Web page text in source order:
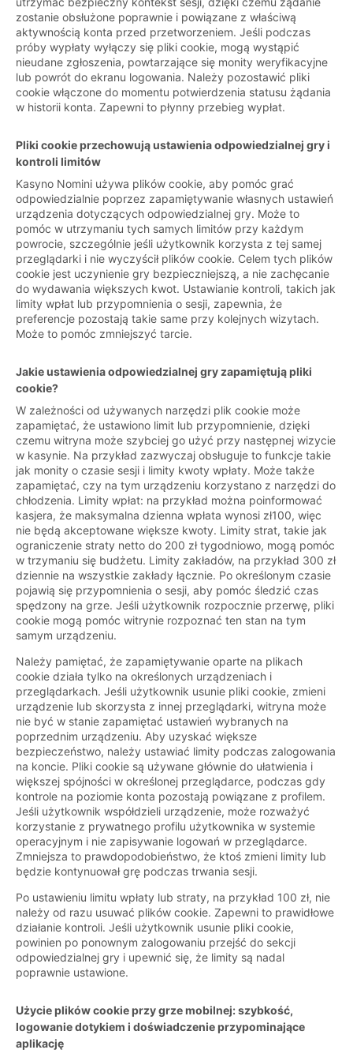
zostanie obsłużone poprawnie i powiązane z właściwą
aktywnością konta przed przetworzeniem. Jeśli podczas
próby wypłaty wyłączy się pliki cookie, mogą wystąpić
nieudane zgłoszenia, powtarzające się monity weryfikacyjne
lub powrót do ekranu logowania. Należy pozostawić pliki
cookie włączone do momentu potwierdzenia statusu żądania
w historii konta. Zapewni to płynny przebieg wypłat.
Pliki cookie przechowują ustawienia odpowiedzialnej gry i
kontroli limitów
Kasyno Nomini używa plików cookie, aby pomóc grać
odpowiedzialnie poprzez zapamiętywanie własnych ustawień
urządzenia dotyczących odpowiedzialnej gry. Może to
pomóc w utrzymaniu tych samych limitów przy każdym
powrocie, szczególnie jeśli użytkownik korzysta z tej samej
przeglądarki i nie wyczyścił plików cookie. Celem tych plików
cookie jest uczynienie gry bezpieczniejszą, a nie zachęcanie
do wydawania większych kwot. Ustawianie kontroli, takich jak
limity wpłat lub przypomnienia o sesji, zapewnia, że
preferencje pozostają takie same przy kolejnych wizytach.
Może to pomóc zmniejszyć tarcie.
Jakie ustawienia odpowiedzialnej gry zapamiętują pliki
cookie?
W zależności od używanych narzędzi plik cookie może
zapamiętać, że ustawiono limit lub przypomnienie, dzięki
czemu witryna może szybciej go użyć przy następnej wizycie
w kasynie. Na przykład zazwyczaj obsługuje to funkcje takie
jak monity o czasie sesji i limity kwoty wpłaty. Może także
zapamiętać, czy na tym urządzeniu korzystano z narzędzi do
chłodzenia. Limity wpłat: na przykład można poinformować
kasjera, że maksymalna dzienna wpłata wynosi zł100, więc
nie będą akceptowane większe kwoty. Limity strat, takie jak
ograniczenie straty netto do 200 zł tygodniowo, mogą pomóc
w trzymaniu się budżetu. Limity zakładów, na przykład 300 zł
dziennie na wszystkie zakłady łącznie. Po określonym czasie
pojawią się przypomnienia o sesji, aby pomóc śledzić czas
spędzony na grze. Jeśli użytkownik rozpocznie przerwę, pliki
cookie mogą pomóc witrynie rozpoznać ten stan na tym
samym urządzeniu.
Należy pamiętać, że zapamiętywanie oparte na plikach
cookie działa tylko na określonych urządzeniach i
przeglądarkach. Jeśli użytkownik usunie pliki cookie, zmieni
urządzenie lub skorzysta z innej przeglądarki, witryna może
nie być w stanie zapamiętać ustawień wybranych na
poprzednim urządzeniu. Aby uzyskać większe
bezpieczeństwo, należy ustawiać limity podczas zalogowania
na koncie. Pliki cookie są używane głównie do ułatwienia i
większej spójności w określonej przeglądarce, podczas gdy
kontrole na poziomie konta pozostają powiązane z profilem.
Jeśli użytkownik współdzieli urządzenie, może rozważyć
korzystanie z prywatnego profilu użytkownika w systemie
operacyjnym i nie zapisywanie logowań w przeglądarce.
Zmniejsza to prawdopodobieństwo, że ktoś zmieni limity lub
będzie kontynuował grę podczas trwania sesji.
Po ustawieniu limitu wpłaty lub straty, na przykład 100 zł, nie
należy od razu usuwać plików cookie. Zapewni to prawidłowe
działanie kontroli. Jeśli użytkownik usunie pliki cookie,
powinien po ponownym zalogowaniu przejść do sekcji
odpowiedzialnej gry i upewnić się, że limity są nadal
poprawnie ustawione.
Użycie plików cookie przy grze mobilnej: szybkość,
logowanie dotykiem i doświadczenie przypominające
aplikację